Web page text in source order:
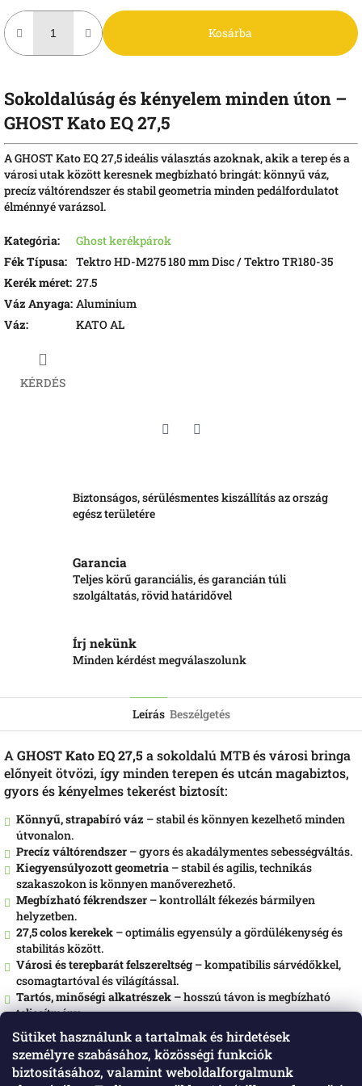
Sütiket használunk a tartalmak és hirdetések
személyre szabásához, közösségi funkciók
biztosításához, valamint weboldalforgalmunk
Kosárba
Sokoldalúság és kényelem minden úton –
GHOST Kato EQ 27,5
A GHOST Kato EQ 27,5 ideális választás azoknak, akik a terep és a
városi utak között keresnek megbízható bringát: könnyű váz,
precíz váltórendszer és stabil geometria minden pedálfordulatot
élménnyé varázsol.
Kategória:
Ghost kerékpárok
Fék Típusa: Tektro HD-M275 180 mm Disc / Tektro TR180-35
Kerék méret: 27.5
Váz Anyaga: Aluminium
Váz: KATO AL
KÉRDÉS
Biztonságos, sérülésmentes kiszállítás az ország
egész területére
Garancia
Teljes körű garanciális, és garancián túli
szolgáltatás, rövid határidővel
Írj nekünk
Minden kérdést megválaszolunk
Leírás Beszélgetés
AGHOST Kato EQ 27,5 a sokoldalú MTB és városi bringa
előnyeit ötvözi, így minden terepen és utcán magabiztos,
gyors és kényelmes tekerést biztosít:
Könnyű, strapabíró váz – stabil és könnyen kezelhető minden
útvonalon.
Precíz váltórendszer – gyors és akadálymentes sebességváltás.
Kiegyensúlyozott geometria – stabil és agilis, technikás
szakaszokon is könnyen manőverezhető.
Megbízható fékrendszer – kontrollált fékezés bármilyen
helyzetben.
27,5 colos kerekek – optimális egyensúly a gördülékenység és
stabilitás között.
Városi és terepbarát felszereltség – kompatibilis sárvédőkkel,
csomagtartóval és világítással.
Tartós, minőségi alkatrészek – hosszú távon is megbízható
teljesítmény.
AGHOST Kato EQ 27,5minden útvonalon élményt nyújt: terepen
vagy városi környezetben egyaránt gyors, stabil és kényelmes
tekerést biztosít, így minden pedálfordulat egy új kalandot jelent.